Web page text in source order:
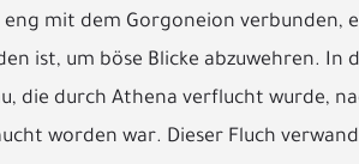
eng mit dem Gorgoneion verbunden,
ist, um böse Blicke abzuwehren. In
die durch Athena verflucht wurde,
worden war. Dieser Fluch